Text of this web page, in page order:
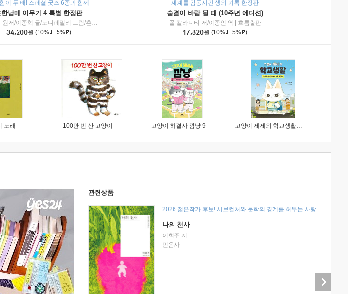
이 두 배! 스페셜 굿즈 6종과 함께
한남매 이무기 4 특별 한정판
흔한남매 원저/이종혁 글/도니패밀리 그림/흔한컴퍼니 감수
미래엔아이세움
34,200원 (10% +5% )
세계를 감동시킨 생의 기록 한정판
숨결이 바람 될 때 (10주년 에디션)
폴 칼라니티 저/이종인 역
흐름출판
17,820원 (10% +5% )
노래 100만 번 산 고양이 고양이 해결사 깜냥 9 고양이 제제의 학교생활 1 : 초등학생이 이렇게 힘들 줄이야
관련상품
2026 젊은작가 후보! 서브컬처와 문학의 경계를 허무는 사랑
나의 천사
이희주 저
민음사